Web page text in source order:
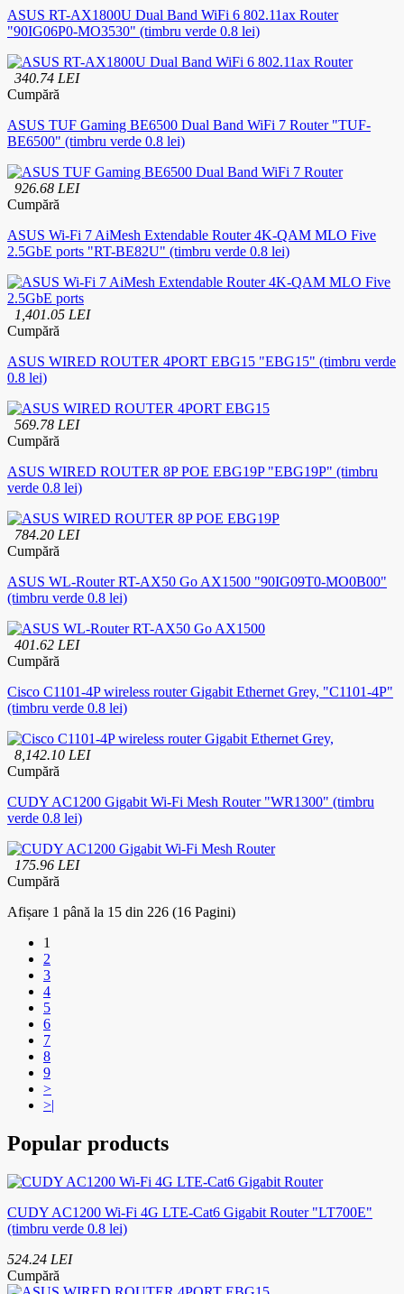
ASUS RT-AX1800U Dual Band WiFi 6 802.11ax Router
"90IG06P0-MO3530" (timbru verde 0.8 lei)
340.74 LEI
Cumpără
ASUS TUF Gaming BE6500 Dual Band WiFi 7 Router "TUF-
BE6500" (timbru verde 0.8 lei)
926.68 LEI
Cumpără
ASUS Wi-Fi 7 AiMesh Extendable Router 4K-QAM MLO Five
2.5GbE ports "RT-BE82U" (timbru verde 0.8 lei)
1,401.05 LEI
Cumpără
ASUS WIRED ROUTER 4PORT EBG15 "EBG15" (timbru verde
0.8 lei)
569.78 LEI
Cumpără
ASUS WIRED ROUTER 8P POE EBG19P "EBG19P" (timbru
verde 0.8 lei)
784.20 LEI
Cumpără
ASUS WL-Router RT-AX50 Go AX1500 "90IG09T0-MO0B00"
(timbru verde 0.8 lei)
401.62 LEI
Cumpără
Cisco C1101-4P wireless router Gigabit Ethernet Grey, "C1101-4P"
(timbru verde 0.8 lei)
8,142.10 LEI
Cumpără
CUDY AC1200 Gigabit Wi-Fi Mesh Router "WR1300" (timbru
verde 0.8 lei)
175.96 LEI
Cumpără
Afișare 1 până la 15 din 226 (16 Pagini)
1
2
3
4
5
6
7
8
9
>
>|
Popular products
CUDY AC1200 Wi-Fi 4G LTE-Cat6 Gigabit Router "LT700E"
(timbru verde 0.8 lei)
524.24 LEI
Cumpără